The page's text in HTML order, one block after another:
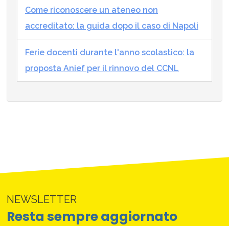
Come riconoscere un ateneo non
accreditato: la guida dopo il caso di Napoli
Ferie docenti durante l'anno scolastico: la
proposta Anief per il rinnovo del CCNL
NEWSLETTER
Resta sempre aggiornato